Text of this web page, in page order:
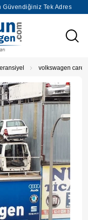
Güvendiğiniz Tek Adres
volkswagen